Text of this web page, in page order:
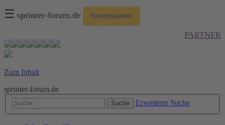
☰ sprinter-forum.de Forumsspende
PARTNER
Zum Inhalt
sprinter-forum.de
Suche Erweiterte Suche